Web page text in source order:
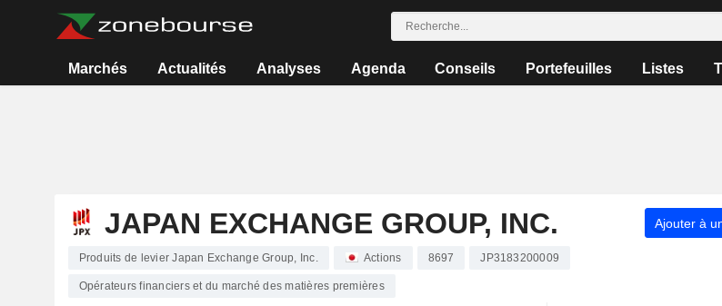
Marchés Actualités Analyses Agenda Conseils Portefeuilles Listes
JAPAN EXCHANGE GROUP, INC. Ajouter à
Produits de levier Japan Exchange Group, Inc. Actions 8697 JP3183200009
Opérateurs financiers et du marché des matières premières